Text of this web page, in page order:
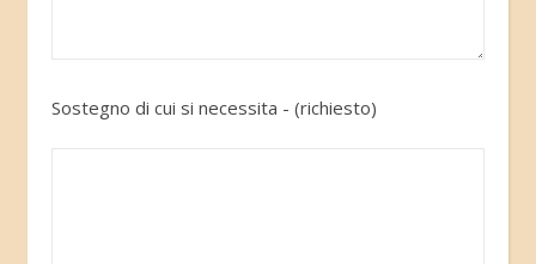
Sostegno di cui si necessita - (richiesto)